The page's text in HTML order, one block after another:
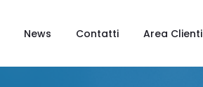
News Contatti Area Clienti